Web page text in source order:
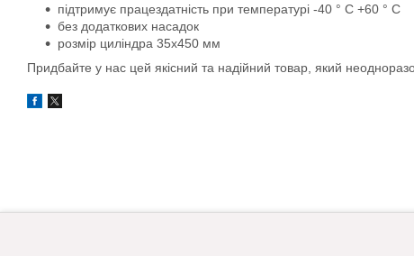
підтримує працездатність при температурі -40 ° С +60 ° С
без додаткових насадок
розмір циліндра 35х450 мм
Придбайте у нас цей якісний та надійний товар, який